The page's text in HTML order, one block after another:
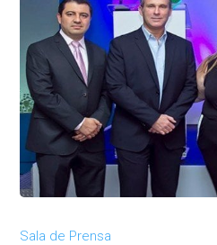
Sala de Prensa